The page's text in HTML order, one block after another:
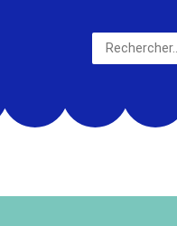
Rechercher